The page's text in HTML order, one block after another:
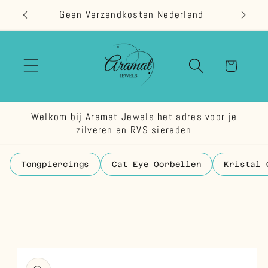
naar de
content
Geen Verzendkosten Nederland
Welkom bij Aramat Jewels het adres voor je
zilveren en RVS sieraden
Tongpiercings Cat Eye Oorbellen Kristal
direct naar